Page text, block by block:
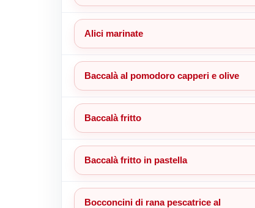
Alici marinate
Baccalà al pomodoro capperi e olive
Baccalà fritto
Baccalà fritto in pastella
Bocconcini di rana pescatrice al